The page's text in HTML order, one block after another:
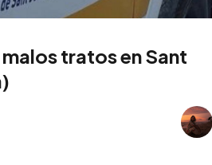
tratos en Sant